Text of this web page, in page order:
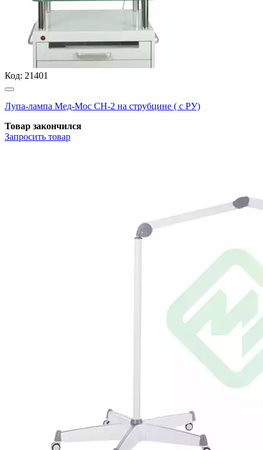
Код: 21401
Лупа-лампа Мед-Мос СН-2 на струбцине ( с РУ)
Товар закончился
Запросить товар